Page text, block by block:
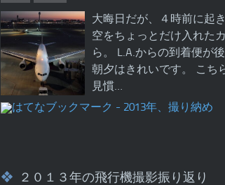
大晦日だが、４時前に起
空をちょっとだけ入れた
ら。 L.A.からの到着便が
朝夕はきれいです。 こち
見慣…
２０１３年の飛行機撮影振り返り